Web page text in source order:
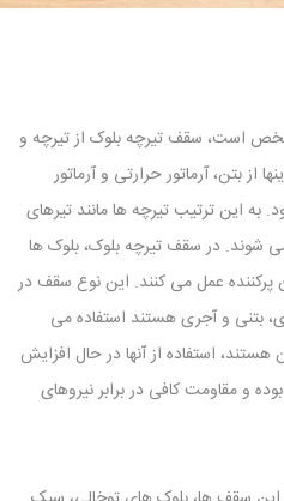
است، سقف تیرچه بلوک از تیرچه و
بتن، آرماتور حرارتی و آرماتور
این ترتیب تیرچه ها مانند تیرهای
شوند. در سقف تیرچه بلوک، بلوک ها
عمل می کنند. این نوع سقف در
بتنی و آجری هستند استفاده می
استفاده از آنها در حال افزایش
و مقاومت کافی در برابر نیروهای